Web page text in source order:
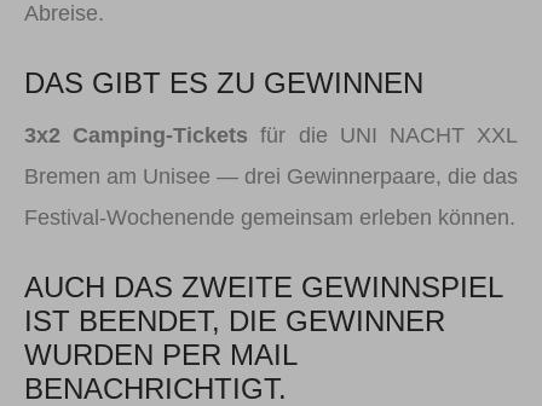
Abreise.
DAS GIBT ES ZU GEWINNEN
3x2 Camping-Tickets für die UNI NACHT XXL
Bremen am Unisee — drei Gewinnerpaare, die das
Festival-Wochenende gemeinsam erleben können.
AUCH DAS ZWEITE GEWINNSPIEL
IST BEENDET, DIE GEWINNER
WURDEN PER MAIL
BENACHRICHTIGT.